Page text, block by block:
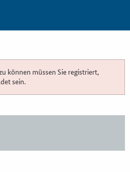
können müssen Sie registriert,
sein.